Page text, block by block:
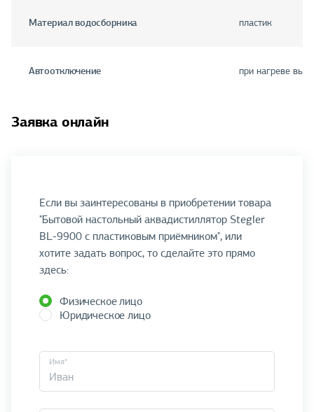
Материал водосборника пластик
Автоотключение при нагреве
Заявка онлайн
Если вы заинтересованы в приобретении товара
"Бытовой настольный аквадистиллятор Stegler
BL-9900 c пластиковым приёмником", или
хотите задать вопрос, то сделайте это прямо
здесь:
Физическое лицо
Юридическое лицо
Имя*